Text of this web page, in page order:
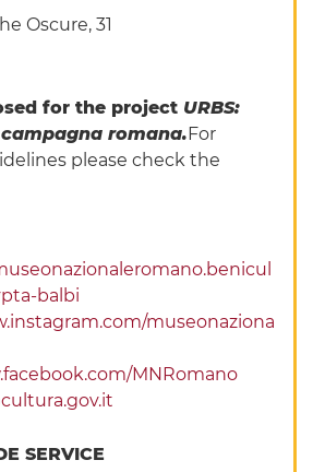
Oscure, 31
for the project URBS:
romana. For
please check the
balbi
museonaziona
MNRomano
SERVICE